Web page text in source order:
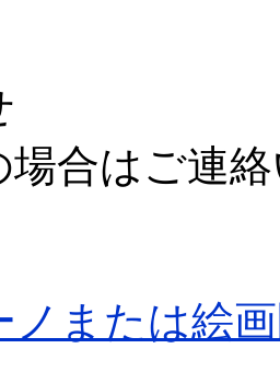
場合はご連
ノまたは絵